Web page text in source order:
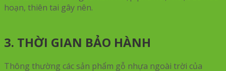
hoạn, thiên tai gây nên.
3. THỜI GIAN BẢO HÀNH
Thông thường các sản phẩm gỗ nhựa ngoài trời của